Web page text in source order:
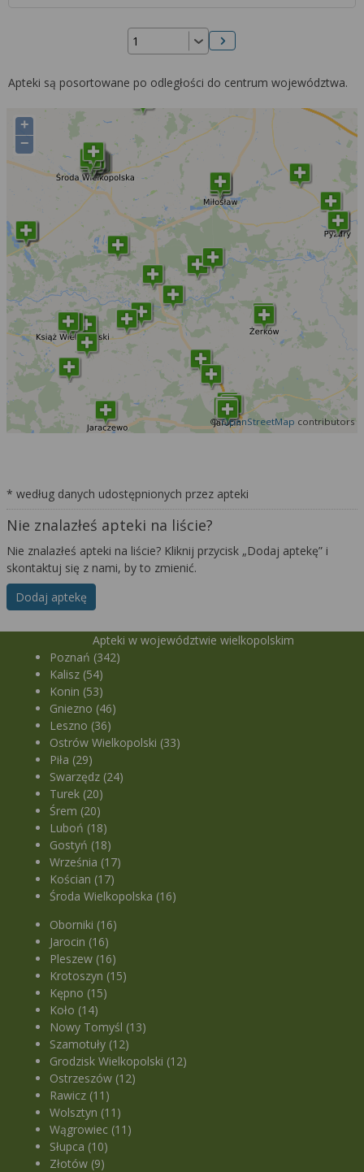
Następna strona
Apteki są posortowane po odległości do centrum województwa.
+
−
©OpenStreetMap contributors
* według danych udostępnionych przez apteki
Nie znalazłeś apteki na liście?
Nie znalazłeś apteki na liście? Kliknij przycisk „Dodaj aptekę” i
skontaktuj się z nami, by to zmienić.
Dodaj aptekę
Apteki w województwie wielkopolskim
Poznań (342)
Kalisz (54)
Konin (53)
Gniezno (46)
Leszno (36)
Ostrów Wielkopolski (33)
Piła (29)
Swarzędz (24)
Turek (20)
Śrem (20)
Luboń (18)
Gostyń (18)
Września (17)
Kościan (17)
Środa Wielkopolska (16)
Oborniki (16)
Jarocin (16)
Pleszew (16)
Krotoszyn (15)
Kępno (15)
Koło (14)
Nowy Tomyśl (13)
Szamotuły (12)
Grodzisk Wielkopolski (12)
Ostrzeszów (12)
Rawicz (11)
Wolsztyn (11)
Wągrowiec (11)
Słupca (10)
Złotów (9)